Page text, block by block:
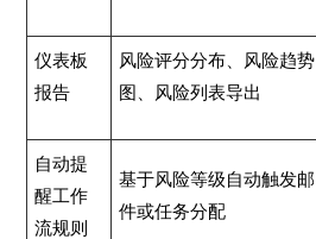
仪表板
报告
风险评分分布、风险趋势
图、风险列表导出
自动提
醒工作
流规则
基于风险等级自动触发邮
件或任务分配